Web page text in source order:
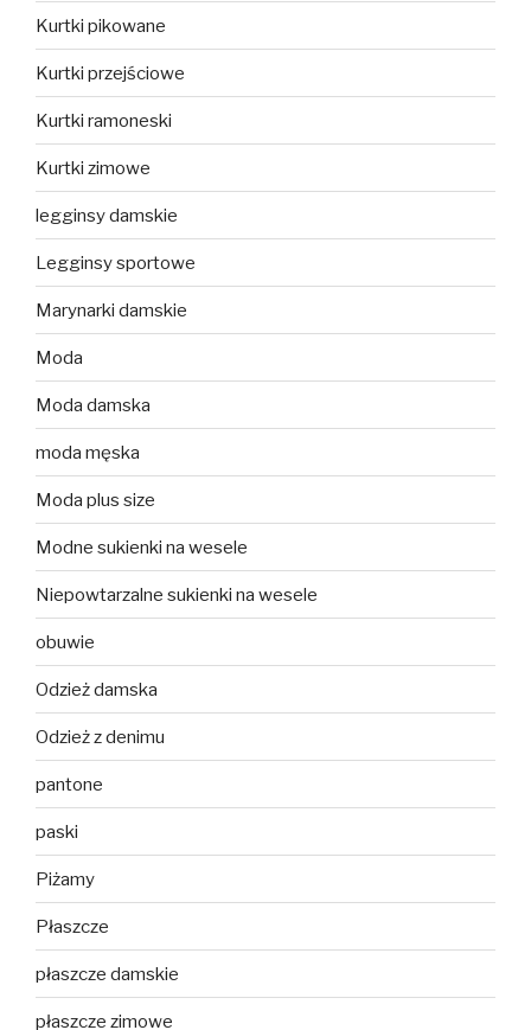
Kurtki pikowane
Kurtki przejściowe
Kurtki ramoneski
Kurtki zimowe
legginsy damskie
Legginsy sportowe
Marynarki damskie
Moda
Moda damska
moda męska
Moda plus size
Modne sukienki na wesele
Niepowtarzalne sukienki na wesele
obuwie
Odzież damska
Odzież z denimu
pantone
paski
Piżamy
Płaszcze
płaszcze damskie
płaszcze zimowe